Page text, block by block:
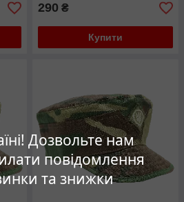
Дозвольте нам
повідомлення
та знижки
290 ₴
Купити